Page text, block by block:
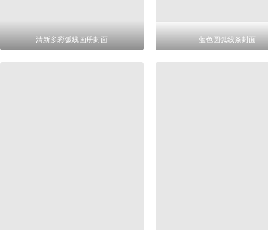
清新多彩弧线画册封面 蓝色圆弧线条封面